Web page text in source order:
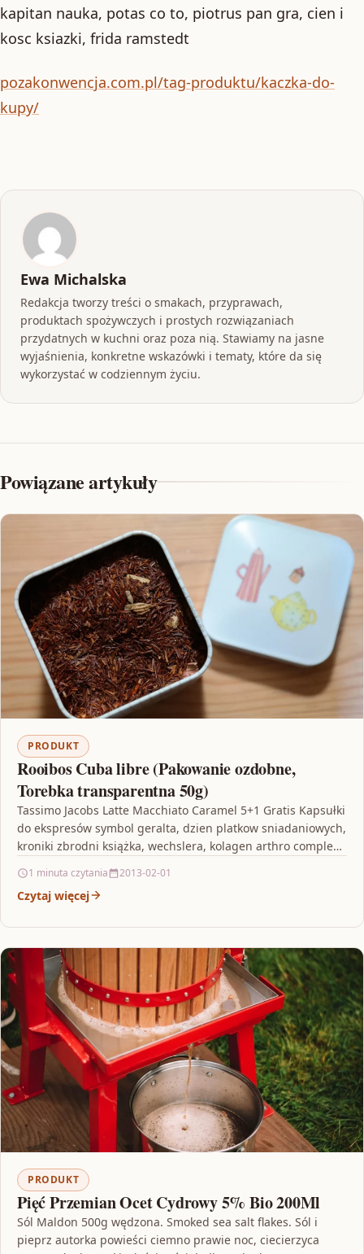
kapitan nauka, potas co to, piotrus pan gra, cien i
kosc ksiazki, frida ramstedt
pozakonwencja.com.pl/tag-produktu/kaczka-do-
kupy/
Ewa Michalska
Redakcja tworzy treści o smakach, przyprawach,
produktach spożywczych i prostych rozwiązaniach
przydatnych w kuchni oraz poza nią. Stawiamy na jasne
wyjaśnienia, konkretne wskazówki i tematy, które da się
wykorzystać w codziennym życiu.
Powiązane artykuły
PRODUKT
Rooibos Cuba libre (Pakowanie ozdobne,
Torebka transparentna 50g)
Tassimo Jacobs Latte Macchiato Caramel 5+1 Gratis Kapsułki
do ekspresów symbol geralta, dzien platkow sniadaniowych,
kroniki zbrodni książka, wechslera, kolagen arthro complex,
1 minuta czytania 2013-02-01
Czytaj więcej
PRODUKT
Pięć Przemian Ocet Cydrowy 5% Bio 200Ml
Sól Maldon 500g wędzona. Smoked sea salt flakes. Sól i
pieprz autorka powieści ciemno prawie noc, ciecierzyca